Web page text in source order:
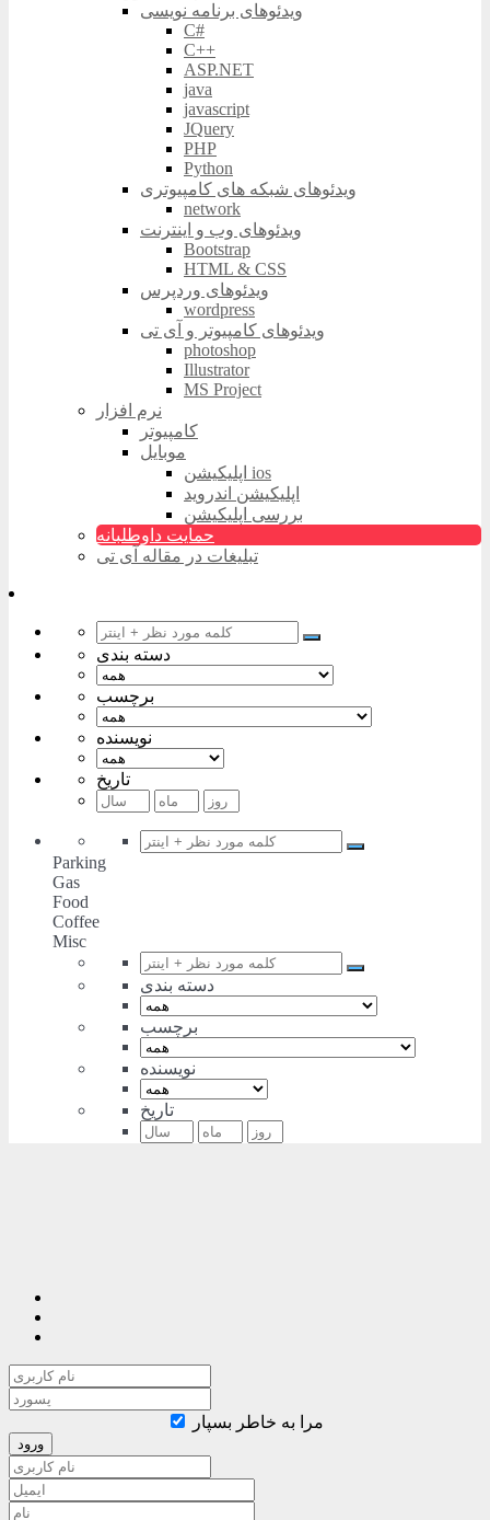
ویدئوهای برنامه نویسی
C#
C++
ASP.NET
java
javascript
JQuery
PHP
Python
ویدئوهای شبکه های کامپیوتری
network
ویدئوهای وب و اینترنت
Bootstrap
HTML & CSS
ویدئوهای وردپرس
wordpress
ویدئوهای کامپیوتر و آی تی
photoshop
Illustrator
MS Project
نرم افزار
کامپیوتر
موبایل
اپلیکیشن ios
اپلیکیشن اندروید
بررسی اپلیکیشن
حمایت داوطلبانه
تبلیغات در مقاله آی تی
دسته بندی
برچسب
نویسنده
تاریخ
Parking
Gas
Food
Coffee
Misc
دسته بندی
برچسب
نویسنده
تاریخ
مرا به خاطر بسپار